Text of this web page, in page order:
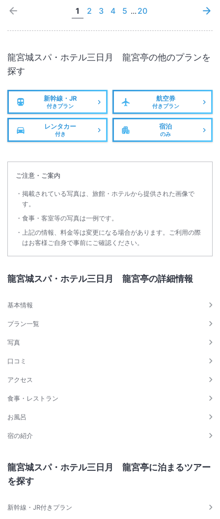
1 2 3 4 5 ... 20
龍宮城スパ・ホテル三日月 龍宮亭の他のプランを
探す
新幹線・JR
付きプラン
航空券
付きプラン
レンタカー
付き
宿泊
のみ
ご注意・ご案内
掲載されている写真は、旅館・ホテルから提供された画像で
す。
食事・客室等の写真は一例です。
上記の情報、料金等は変更になる場合があります。ご利用の際
はお客様ご自身で事前にご確認ください。
龍宮城スパ・ホテル三日月 龍宮亭の詳細情報
基本情報
プラン一覧
写真
口コミ
アクセス
食事・レストラン
お風呂
宿の紹介
龍宮城スパ・ホテル三日月 龍宮亭に泊まるツアー
を探す
新幹線・JR付きプラン